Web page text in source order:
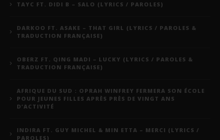
TAYC FT. DIDI B – SALO (LYRICS / PAROLES)
DARKOO FT. ASAKE – THAT GIRL (LYRICS / PAROLES &
TRADUCTION FRANÇAISE)
OBERZ FT. QING MADI – LUCKY (LYRICS / PAROLES &
TRADUCTION FRANÇAISE)
AFRIQUE DU SUD : OPRAH WINFREY FERMERA SON ÉCOLE
POUR JEUNES FILLES APRÈS PRÈS DE VINGT ANS
D’ACTIVITÉ
INDIRA FT. GUY MICHEL & MIN ETTA – MERCI (LYRICS /
PAROLES)